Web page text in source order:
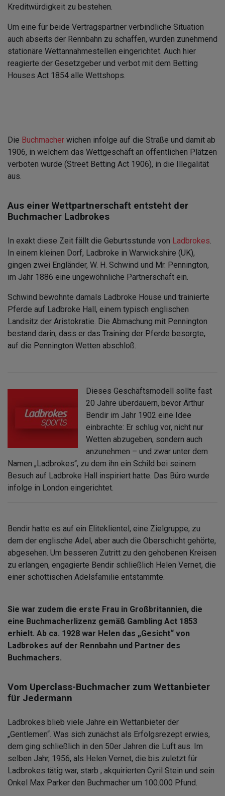
Kreditwürdigkeit zu bestehen.
Um eine für beide Vertragspartner verbindliche Situation
auch abseits der Rennbahn zu schaffen, wurden zunehmend
stationäre Wettannahmestellen eingerichtet. Auch hier
reagierte der Gesetzgeber und verbot mit dem Betting
Houses Act 1854 alle Wettshops.
Die Buchmacher wichen infolge auf die Straße und damit ab
1906, in welchem das Wettgeschäft an öffentlichen Plätzen
verboten wurde (Street Betting Act 1906), in die Illegalität
aus.
Aus einer Wettpartnerschaft entsteht der
Buchmacher Ladbrokes
In exakt diese Zeit fällt die Geburtsstunde von Ladbrokes.
In einem kleinen Dorf, Ladbroke in Warwickshire (UK),
gingen zwei Engländer, W. H. Schwind und Mr. Pennington,
im Jahr 1886 eine ungewöhnliche Partnerschaft ein.
Schwind bewohnte damals Ladbroke House und trainierte
Pferde auf Ladbroke Hall, einem typisch englischen
Landsitz der Aristokratie. Die Abmachung mit Pennington
bestand darin, dass er das Training der Pferde besorgte,
auf die Pennington Wetten abschloß.
Dieses Geschäftsmodell sollte fast
20 Jahre überdauern, bevor Arthur
Bendir im Jahr 1902 eine Idee
einbrachte: Er schlug vor, nicht nur
Wetten abzugeben, sondern auch
anzunehmen – und zwar unter dem
Namen „Ladbrokes“, zu dem ihn ein Schild bei seinem
Besuch auf Ladbroke Hall inspiriert hatte. Das Büro wurde
infolge in London eingerichtet.
Bendir hatte es auf ein Eliteklientel, eine Zielgruppe, zu
dem der englische Adel, aber auch die Oberschicht gehörte,
abgesehen. Um besseren Zutritt zu den gehobenen Kreisen
zu erlangen, engagierte Bendir schließlich Helen Vernet, die
einer schottischen Adelsfamilie entstammte.
Sie war zudem die erste Frau in Großbritannien, die
eine Buchmacherlizenz gemäß Gambling Act 1853
erhielt. Ab ca. 1928 war Helen das „Gesicht“ von
Ladbrokes auf der Rennbahn und Partner des
Buchmachers.
Vom Uperclass-Buchmacher zum Wettanbieter
für Jedermann
Ladbrokes blieb viele Jahre ein Wettanbieter der
„Gentlemen“. Was sich zunächst als Erfolgsrezept erwies,
dem ging schließlich in den 50er Jahren die Luft aus. Im
selben Jahr, 1956, als Helen Vernet, die bis zuletzt für
Ladbrokes tätig war, starb , akquirierten Cyril Stein und sein
Onkel Max Parker den Buchmacher um 100.000 Pfund.